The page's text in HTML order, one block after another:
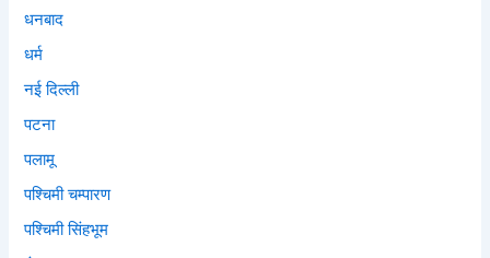
धनबाद
धर्म
नई दिल्ली
पटना
पलामू
पश्चिमी चम्पारण
पश्चिमी सिंहभूम